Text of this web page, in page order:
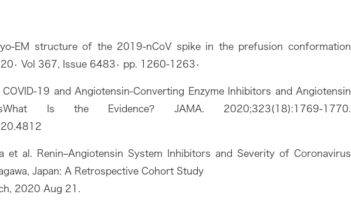
EM structure of the 2019-nCoV spike in the prefusion conformation
Vol 367, Issue 6483• pp. 1260-1263•
19 and Angiotensin-Converting Enzyme Inhibitors and Angiotensin
Is the Evidence? JAMA. 2020;323(18):1769-1770.
et al. Renin–Angiotensin System Inhibitors and Severity of Coronavirus
Japan: A Retrospective Cohort Study
2020 Aug 21.